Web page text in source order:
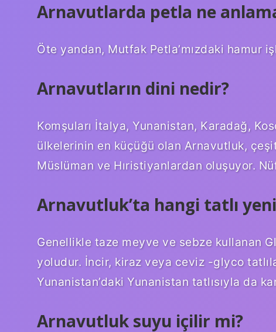
Arnavutlarda petla ne
Öte yandan, Mutfak Petla’mızdaki hamur
Arnavutların dini nedir?
Komşuları İtalya, Yunanistan, Karadağ,
ülkelerinin en küçüğü olan Arnavutluk,
Müslüman ve Hıristiyanlardan oluşuyor.
Arnavutluk’ta hangi tatlı
Genellikle taze meyve ve sebze kullanan
yoludur. İncir, kiraz veya ceviz -glyco
Yunanistan’daki Yunanistan tatlısıyla da
Arnavutluk suyu içilir mi?